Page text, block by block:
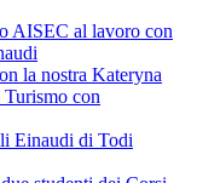
AISEC al lavoro con
la nostra Kateryna
con
Einaudi di Todi